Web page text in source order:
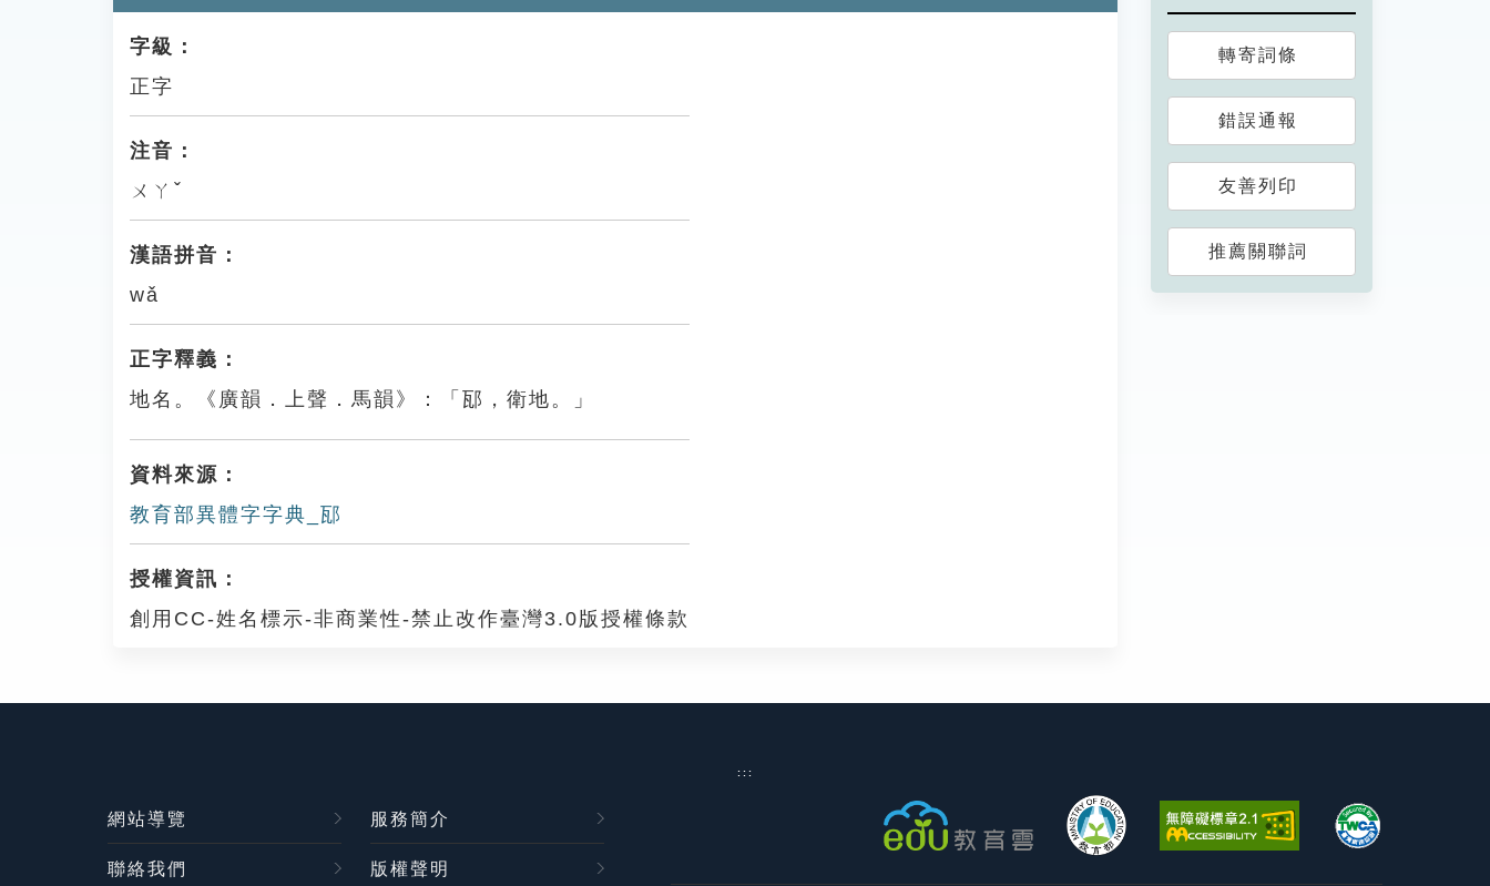
字級：
正字
注音：
ㄨㄚˇ
漢語拼音：
wǎ
正字釋義：
地名。《廣韻．上聲．馬韻》：「邷，衛地。」
資料來源：
教育部異體字字典_邷
授權資訊：
創用CC-姓名標示-非商業性-禁止改作臺灣3.0版授權條款
轉寄詞條
錯誤通報
友善列印
推薦關聯詞
:::
網站導覽 服務簡介
聯絡我們 版權聲明